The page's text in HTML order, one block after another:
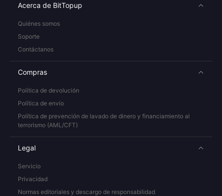
Acerca de BitTopup
Quiénes somos
Soporte
Contáctanos
Compras
Política de devolución
Política de envío
Política de prevención de lavado de dinero y financiamiento al
terrorismo (AML/CFT)
Legal
Servicio
Privacidad
Normas editoriales y descargo de responsabilidad